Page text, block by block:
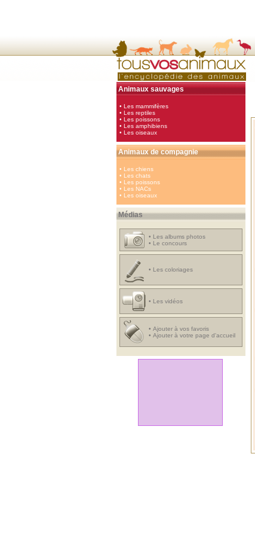
Animaux sauvages
• Les mammifères
• Les reptiles
• Les poissons
• Les amphibiens
• Les oiseaux
Animaux de compagnie
• Les chiens
• Les chats
• Les poissons
• Les NACs
• Les oiseaux
Médias
• Les albums photos
• Le concours
• Les coloriages
• Les vidéos
• Ajouter à vos favoris
• Ajouter à votre page d'accueil